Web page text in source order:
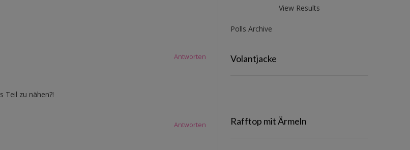
Antworten
Teil zu nähen?!
Antworten
View Results
Polls Archive
Volantjacke
Rafftop mit Ärmeln